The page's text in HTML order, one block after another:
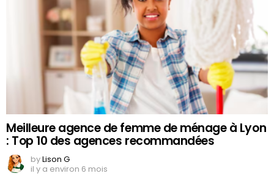
Meilleure agence de femme de ménage à Lyon
: Top 10 des agences recommandées
byLison G
il y a environ 6 mois